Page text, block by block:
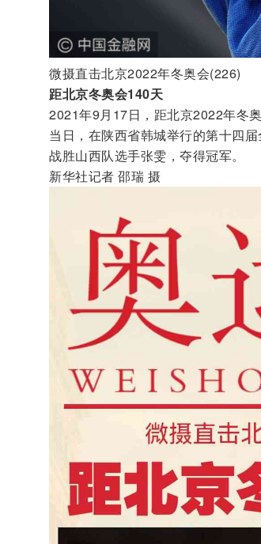
微摄直击北京2022年冬奥会(226)
距北京冬奥会140天
2021年9月17日，距北京2022年冬
当日，在陕西省韩城举行的第十四
战胜山西队选手张雯，夺得冠军。
新华社记者 邵瑞 摄